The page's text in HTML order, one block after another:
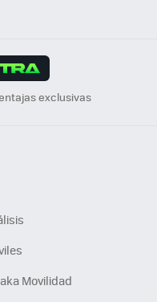
exclusivas
Movilidad